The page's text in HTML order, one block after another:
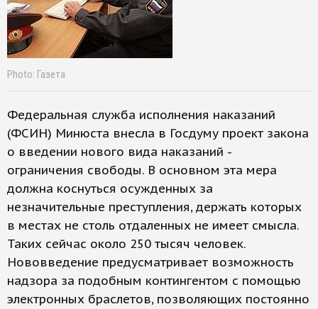
Photo: Газета
Федеральная служба исполнения наказаний
(ФСИН) Минюста внесла в Госдуму проект закона
о введении нового вида наказаний -
ограничения свободы. В основном эта мера
должна коснуться осужденных за
незначительные преступления, держать которых
в местах не столь отдаленных не имеет смысла.
Таких сейчас около 250 тысяч человек.
Нововведение предусматривает возможность
надзора за подобным контингентом с помощью
электронных браслетов, позволяющих постоянно